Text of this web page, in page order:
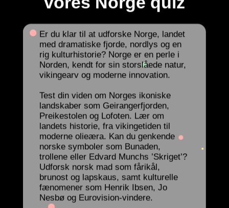
Er du klar til at udforske Norge, landet
med dramatiske fjorde, nordlys og en
rig kulturhistorie? Norge er en perle i
Norden, kendt for sin storslåede natur,
vikingearv og moderne innovation.
Test din viden om Norges ikoniske
landskaber som Geirangerfjorden,
Preikestolen og Lofoten. Lær om
landets historie, fra vikingetiden til
moderne olieæra. Kan du genkende
norske symboler som Bunaden,
trollene eller Edvard Munchs ’Skriget’?
Udforsk norsk mad som fårikål,
brunost og lapskaus, samt kulturelle
fænomener som Henrik Ibsen, Jo
Nesbø og Eurovision-vindere.